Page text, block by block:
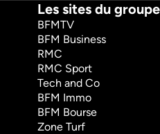
Les sites du groupe
BFMTV
BFM Business
RMC
RMC Sport
Tech and Co
BFM Immo
BFM Bourse
Zone Turf